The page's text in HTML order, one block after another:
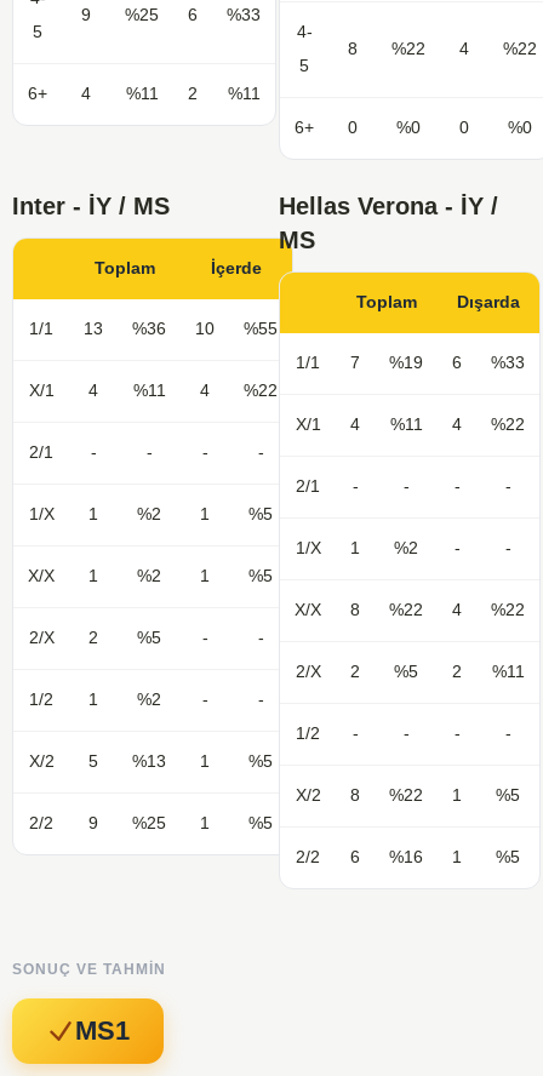
5
9 %25 6 %33
6+ 4 %11 2 %11
4-
5
8 %22 4 %22
6+ 0 %0 0 %0
Inter - İY / MS
Toplam İçerde
1/1 13 %36 10 %55
X/1 4 %11 4 %22
2/1 - - - -
1/X 1 %2 1 %5
X/X 1 %2 1 %5
2/X 2 %5 - -
1/2 1 %2 - -
X/2 5 %13 1 %5
2/2 9 %25 1 %5
Hellas Verona - İY /
MS
Toplam Dışarda
1/1 7 %19 6 %33
X/1 4 %11 4 %22
2/1 - - - -
1/X 1 %2 - -
X/X 8 %22 4 %22
2/X 2 %5 2 %11
1/2 - - - -
X/2 8 %22 1 %5
2/2 6 %16 1 %5
SONUÇ VE TAHMIN
MS1